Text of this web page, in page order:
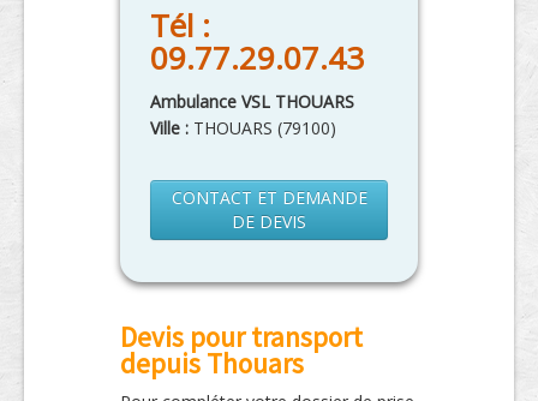
Tél :
09.77.29.07.43
Ambulance VSL THOUARS
Ville : THOUARS (79100)
CONTACT ET DEMANDE
DE DEVIS
Devis pour transport
depuis Thouars